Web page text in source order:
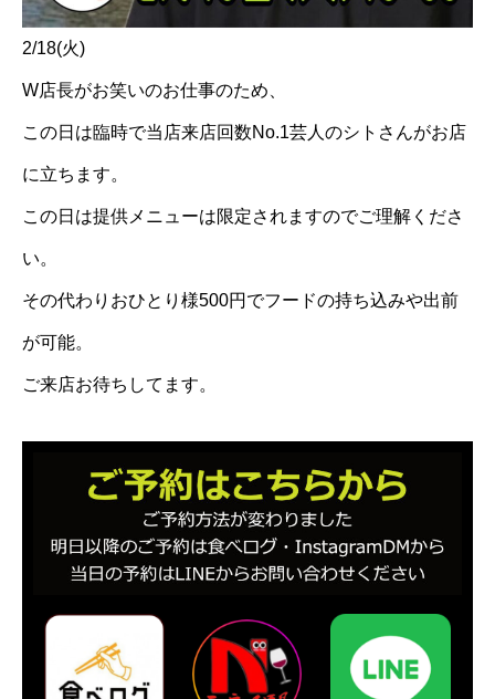
2/18(火)
W店長がお笑いのお仕事のため、
この日は臨時で当店来店回数No.1芸人のシトさんがお店
に立ちます。
この日は提供メニューは限定されますのでご理解くださ
い。
その代わりおひとり様500円でフードの持ち込みや出前
が可能。
ご来店お待ちしてます。